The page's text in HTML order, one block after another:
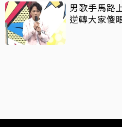
男歌手馬路上
逆轉大家傻